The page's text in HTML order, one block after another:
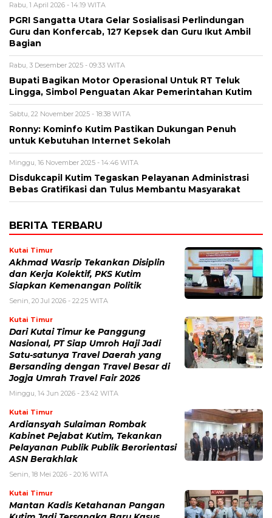
Rabu, 1 April 2026 - 14:19 WITA
PGRI Sangatta Utara Gelar Sosialisasi Perlindungan
Guru dan Konfercab, 127 Kepsek dan Guru Ikut Ambil
Bagian
Rabu, 3 Desember 2025 - 09:33 WITA
Bupati Bagikan Motor Operasional Untuk RT Teluk
Lingga, Simbol Penguatan Akar Pemerintahan Kutim
Sabtu, 22 November 2025 - 18:38 WITA
Ronny: Kominfo Kutim Pastikan Dukungan Penuh
untuk Kebutuhan Internet Sekolah
Minggu, 16 November 2025 - 14:46 WITA
Disdukcapil Kutim Tegaskan Pelayanan Administrasi
Bebas Gratifikasi dan Tulus Membantu Masyarakat
BERITA TERBARU
Kutai Timur
Akhmad Wasrip Tekankan Disiplin
dan Kerja Kolektif, PKS Kutim
Siapkan Kemenangan Politik
Senin, 20 Jul 2026 - 22:25 WITA
Kutai Timur
Dari Kutai Timur ke Panggung
Nasional, PT Siap Umroh Haji Jadi
Satu-satunya Travel Daerah yang
Bersanding dengan Travel Besar di
Jogja Umrah Travel Fair 2026
Minggu, 14 Jun 2026 - 23:42 WITA
Kutai Timur
Ardiansyah Sulaiman Rombak
Kabinet Pejabat Kutim, Tekankan
Pelayanan Publik Publik Berorientasi
ASN Berakhlak
Senin, 18 Mei 2026 - 20:16 WITA
Kutai Timur
Mantan Kadis Ketahanan Pangan